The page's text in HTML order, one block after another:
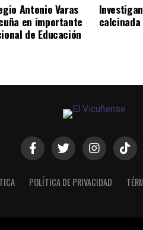
Antonio Varas
en importante
de Educación
POLÍTICA DE PRIVACIDAD